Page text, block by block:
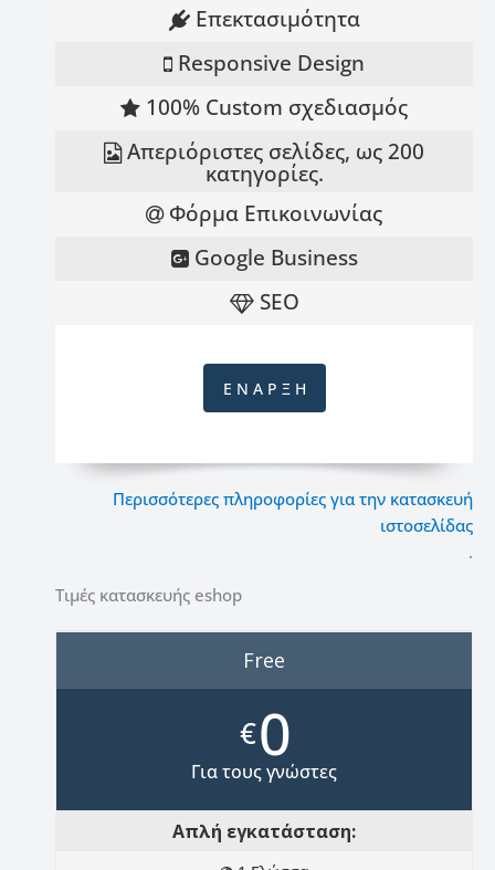
Επεκτασιμότητα
Responsive Design
100% Custom σχεδιασμός
Απεριόριστες σελίδες, ως 200
κατηγορίες.
Φόρμα Επικοινωνίας
Google Business
SEO
Ε Ν Α Ρ Ξ Η
Περισσότερες πληροφορίες για την κατασκευή
ιστοσελίδας
.
Τιμές κατασκευής eshop
Free
€0
Για τους γνώστες
Απλή εγκατάσταση: